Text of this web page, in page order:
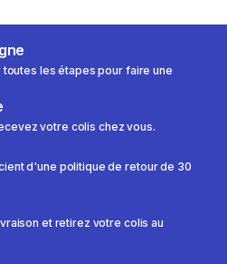
les étapes pour faire une
votre colis chez vous.
d'une politique de retour de 30
et retirez votre colis au